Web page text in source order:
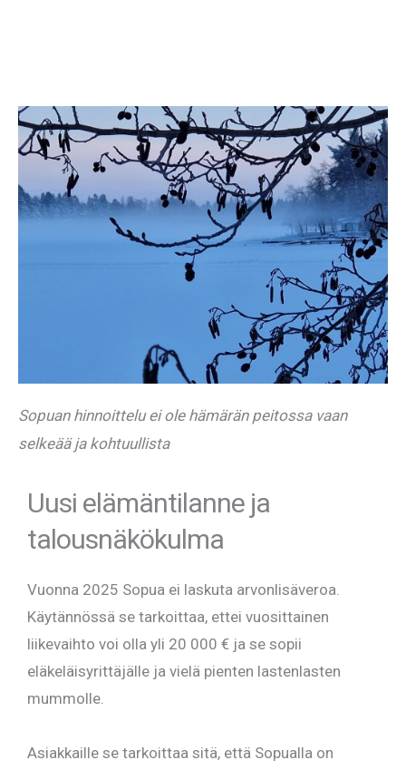
Sopuan hinnoittelu ei ole hämärän peitossa vaan
selkeää ja kohtuullista
Uusi elämäntilanne ja
talousnäkökulma
Vuonna 2025 Sopua ei laskuta arvonlisäveroa.
Käytännössä se tarkoittaa, ettei vuosittainen
liikevaihto voi olla yli 20 000 € ja se sopii
eläkeläisyrittäjälle ja vielä pienten lastenlasten
mummolle.
Asiakkaille se tarkoittaa sitä, että Sopualla on